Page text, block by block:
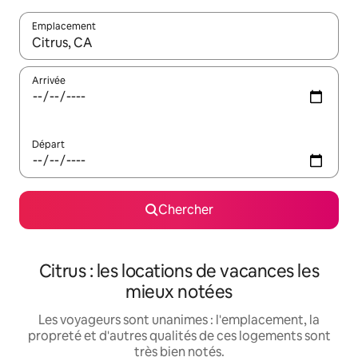
Emplacement
Quand les résultats sont affichés, parcourez-les en utilisant
Arrivée
Départ
Chercher
Citrus : les locations de vacances les
mieux notées
Les voyageurs sont unanimes : l'emplacement, la
propreté et d'autres qualités de ces logements sont
très bien notés.